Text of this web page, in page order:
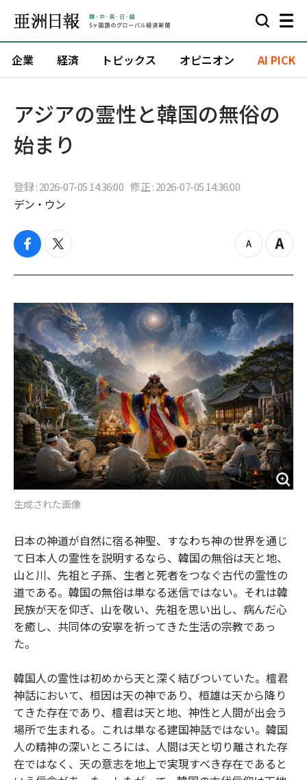
企業 経済 トピックス オピニオン AI PICK
アジアの霊性と韓国の無俗の
始まり
登録 : 2026-07-05 14:36:00 修正 : 2026-07-05 14:36:00
デン・ウン
f
c
b
o
k
t
i
t
e
r
z
o
o
t
Z
o
i
n
生成された画像
日本の神道が自然に宿る神聖、すなわち神の世界を通じ
て日本人の霊性を説明するなら、韓国の無俗は天と地、
山と川、先祖と子孫、生者と死者をつなぐ古代の霊性の
道である。韓国の無俗は単なる迷信ではない。それは韓
民族が天を仰ぎ、山を敬い、先祖を思い出し、病んだ心
を癒し、共同体の安寧を祈ってきた生活の宗教であっ
た。
韓国人の霊性は初めから天と深く結びついていた。檀君
神話において、桓因は天の神であり、桓雄は天から降り
てきた存在であり、檀君は天と地、神性と人間が出会う
場所で生まれる。これは単なる建国神話ではない。韓国
人の精神の深いところには、人間は天と切り離された存
在ではなく、天の意志を地上で実現すべき存在であると